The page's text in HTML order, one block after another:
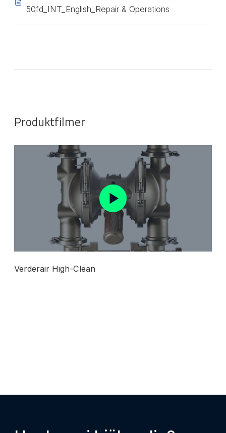
50fd_INT_English_Repair & Operations
Produktfilmer
Verderair High-Clean